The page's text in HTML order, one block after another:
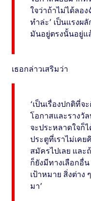
ใจว่าถ้าไม่ได้ลอ
ทำล่ะ’ เป็นแรงผ
มันอยู่ตรงนั้นอยู่แ
เธอกล่าวเสริมว่า
‘เป็นเรื่องปกติที่
โอกาสและรางวั
จะประหลาดใจก็
ประตูที่เราไม่เค
สมัครไปเลย แล
ก็ยังมีทางเลือกอื่
เป้าหมาย สิ่งต่าง
มา’